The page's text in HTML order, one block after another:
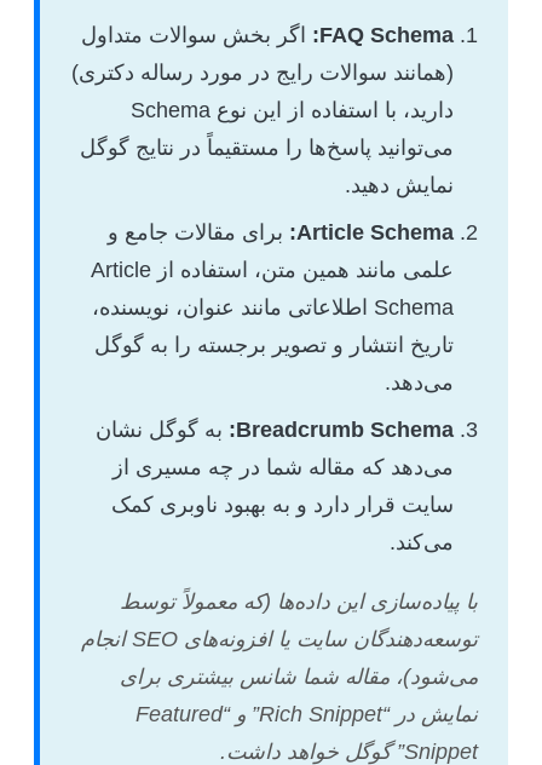
FAQ Schema:
اگر بخش سوالات متداول
(همانند سوالات رایج در مورد رساله دکتری)
دارید، با استفاده از این نوع Schema
می‌توانید پاسخ‌ها را مستقیماً در نتایج گوگل
نمایش دهید.
Article Schema: برای مقالات جامع و
علمی مانند همین متن، استفاده از Article
Schema اطلاعاتی مانند عنوان، نویسنده،
تاریخ انتشار و تصویر برجسته را به گوگل
می‌دهد.
Breadcrumb Schema:
به گوگل نشان
می‌دهد که مقاله شما در چه مسیری از
سایت قرار دارد و به بهبود ناوبری کمک
می‌کند.
با پیاده‌سازی این داده‌ها (که معمولاً توسط
توسعه‌دهندگان سایت یا افزونه‌های SEO انجام
می‌شود)، مقاله شما شانس بیشتری برای
نمایش در “Rich Snippet” و “Featured
Snippet” گوگل خواهد داشت.